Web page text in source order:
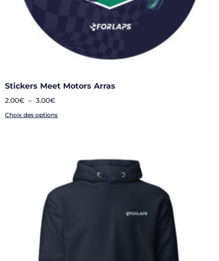
Stickers Meet Motors Arras
2.00€ – 3.00€
Choix des options